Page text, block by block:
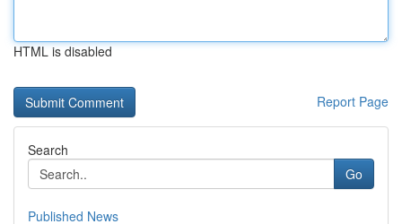
HTML is disabled
Report Page
Search
Go
Published News